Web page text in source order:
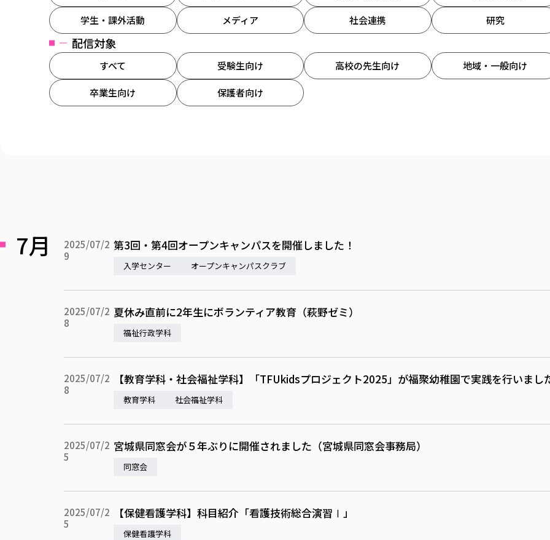
学生・課外活動 メディア 社会連携 研究
配信対象
すべて 受験生向け 高校の先生向け 地域・一般向け
卒業生向け 保護者向け
7月
2025/07/2
9
第3回・第4回オープンキャンパスを開催しました！
入学センター オープンキャンパスクラブ
2025/07/2
8
夏休み直前に2年生にボランティア教育（萩野ゼミ）
福祉行政学科
2025/07/2
8
【教育学科・社会福祉学科】「TFUkidsプロジェクト2025」が福聚幼稚園で実践を行いまし
教育学科 社会福祉学科
2025/07/2
5
宮城県同窓会が５年ぶりに開催されました（宮城県同窓会事務局）
同窓会
2025/07/2
5
【保健看護学科】科目紹介「看護技術総合演習Ⅰ」
保健看護学科